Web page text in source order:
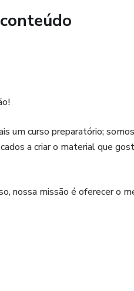
um curso preparatório;
a criar o material que
nossa missão é oferecer o